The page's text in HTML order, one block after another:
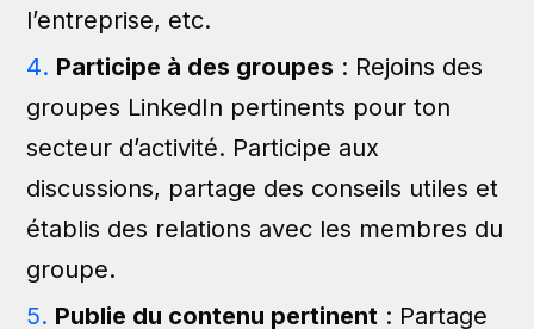
l’entreprise, etc.
Participe à des groupes : Rejoins des
groupes LinkedIn pertinents pour ton
secteur d’activité. Participe aux
discussions, partage des conseils utiles et
établis des relations avec les membres du
groupe.
Publie du contenu pertinent : Partage